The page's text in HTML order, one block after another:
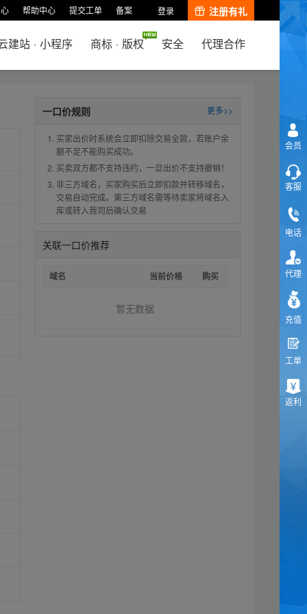
帮助中心 提交工单 备案 登录 注册有礼
建站 · 小程序 商标 · 版权 安全 代理合作
一口价规则 更多>>
买家出价时系统会立即扣除交易全款，若账户余
额不足不能购买成功。
买卖双方都不支持违约，一旦出价不支持撤销！
非三方域名，买家购买后立即扣款并转移域名，
交易自动完成。第三方域名需等待卖家将域名入
库或转入我司后确认交易
关联一口价推荐
域名 当前价格 购买
暂无数据
会员
客服
电话
代理
充值
工单
返利